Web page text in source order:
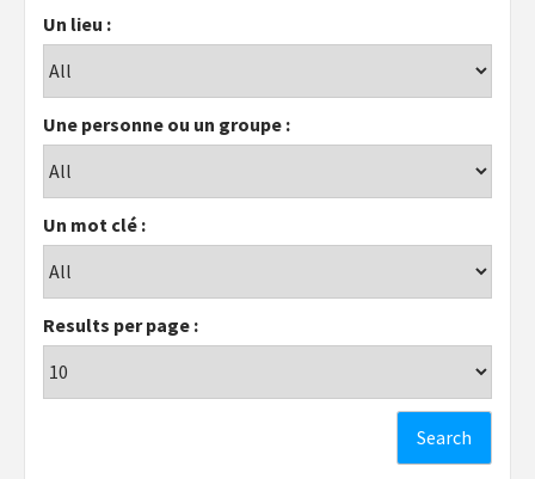
Un lieu :
Une personne ou un groupe :
Un mot clé :
Results per page :